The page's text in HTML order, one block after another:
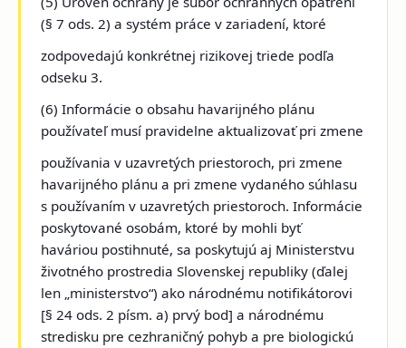
(§ 7 ods. 2) a systém práce v zariadení, ktoré
zodpovedajú konkrétnej rizikovej triede podľa
odseku 3.
(6) Informácie o obsahu havarijného plánu
používateľ musí pravidelne aktualizovať pri zmene
používania v uzavretých priestoroch, pri zmene
havarijného plánu a pri zmene vydaného súhlasu
s používaním v uzavretých priestoroch. Informácie
poskytované osobám, ktoré by mohli byť
haváriou postihnuté, sa poskytujú aj Ministerstvu
životného prostredia Slovenskej republiky (ďalej
len „ministerstvo“) ako národnému notifikátorovi
[§ 24 ods. 2 písm. a) prvý bod] a národnému
stredisku pre cezhraničný pohyb a pre biologickú